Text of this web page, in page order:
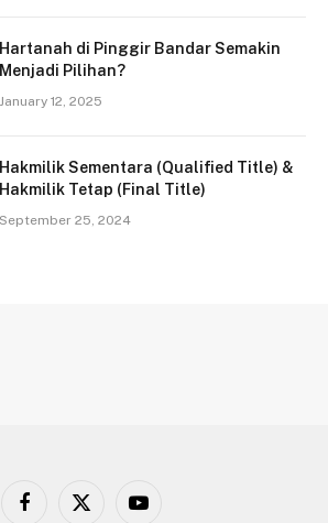
Hartanah di Pinggir Bandar Semakin
Menjadi Pilihan?
January 12, 2025
Hakmilik Sementara (Qualified Title) &
Hakmilik Tetap (Final Title)
September 25, 2024
Facebook
X YouTube